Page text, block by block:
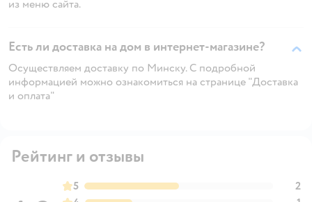
из меню сайта.
Есть ли доставка на дом в интернет-магазине?
Осуществляем доставку по Минску. С подробной
информацией можно ознакомиться на странице "Доставка
и оплата"
Рейтинг и отзывы
5
2